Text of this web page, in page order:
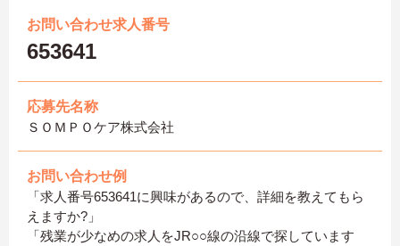
お問い合わせ求人番号
653641
応募先名称
ＳＯＭＰＯケア株式会社
お問い合わせ例
「求人番号653641に興味があるので、詳細を教えてもら
えますか?」
「残業が少なめの求人をJR○○線の沿線で探しています